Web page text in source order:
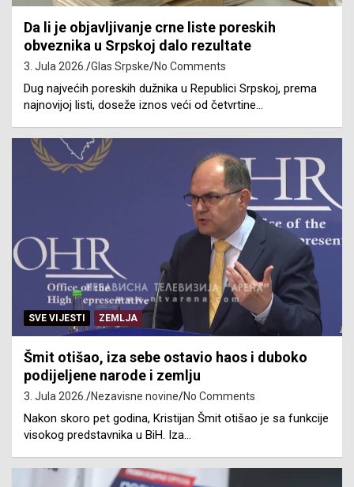
Da li je objavljivanje crne liste poreskih
obveznika u Srpskoj dalo rezultate
3. Jula 2026. Glas Srpske No Comments
Dug najvećih poreskih dužnika u Republici Srpskoj, prema
najnovijoj listi, doseže iznos veći od četvrtine…
SVE VIJESTI ZEMLJA
Šmit otišao, iza sebe ostavio haos i duboko
podijeljene narode i zemlju
3. Jula 2026. Nezavisne novine No Comments
Nakon skoro pet godina, Kristijan Šmit otišao je sa funkcije
visokog predstavnika u BiH. Iza…